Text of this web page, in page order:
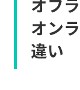
オフ
オン
違い